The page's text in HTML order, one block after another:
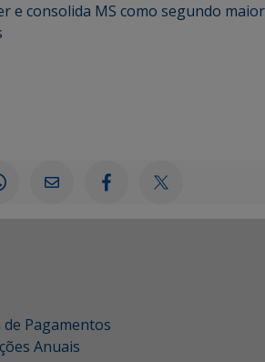
e consolida MS como segundo maior
Pagamentos
Anuais